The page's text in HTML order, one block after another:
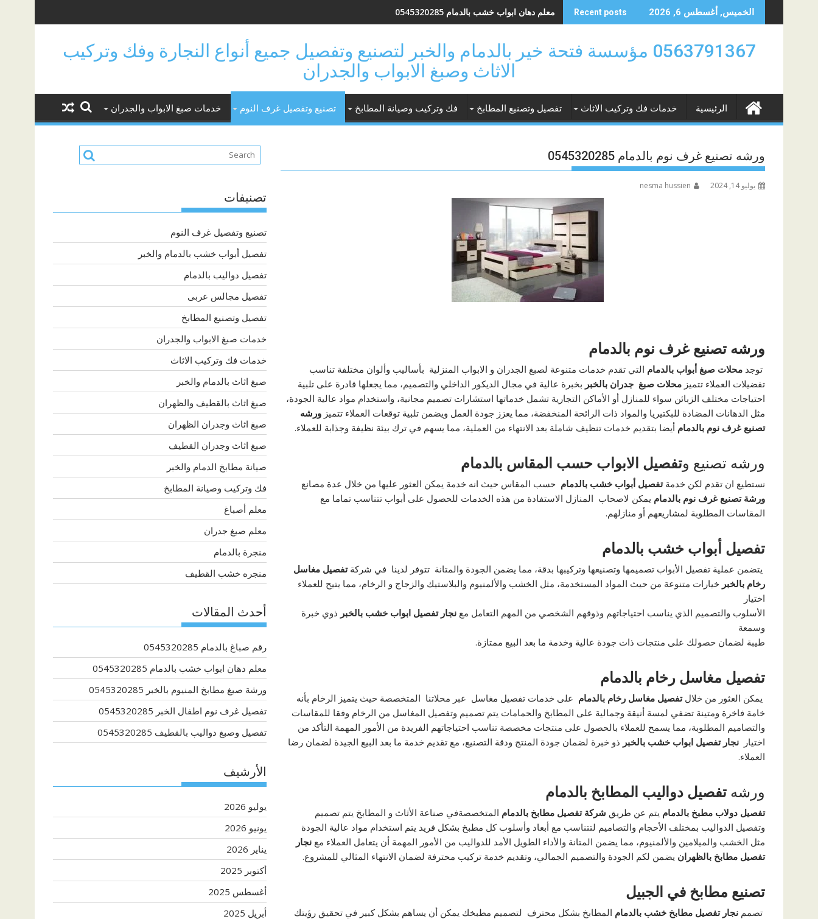
to
الخميس, أغسطس 6, 2026 Recent posts معلم دهان ابواب خشب بالدمام 0545320285
0563791367 مؤسسة فتحة خير بالدمام والخبر لتصنيع وتفصيل جميع أنواع النجارة وفك وتركيب
الاثاث وصبغ الابواب والجدران
الرئيسية خدمات فك وتركيب الاثاث تفصيل وتصنيع المطابخ فك وتركيب وصيانة المطابخ تصنيع وتفصيل غرف النوم خدمات صبغ الابواب والجدران
ورشه تصنيع غرف نوم بالدمام 0545320285
يوليو 14, 2024 nesma hussien
ورشه تصنيع غرف نوم بالدمام
توجد محلات صبغ أبواب بالدمام التي تقدم خدمات متنوعة لصبغ الجدران و الابواب المنزلية بأساليب وألوان مختلفة تناسب
تفضيلات العملاء تتميز محلات صبغ جدران بالخبر بخبرة عالية في مجال الديكور الداخلي والتصميم، مما يجعلها قادرة على تلبية
احتياجات مختلف الزبائن سواء للمنازل أو الأماكن التجارية تشمل خدماتها استشارات تصميم مجانية، واستخدام مواد عالية الجودة،
مثل الدهانات المضادة للبكتيريا والمواد ذات الرائحة المنخفضة، مما يعزز جودة العمل ويضمن تلبية توقعات العملاء تتميز ورشه
تصنيع غرف نوم بالدمام أيضا بتقديم خدمات تنظيف شاملة بعد الانتهاء من العملية، مما يسهم في ترك بيئة نظيفة وجذابة للعملاء.
ورشه تصنيع وتفصيل الابواب حسب المقاس بالدمام
نستطيع ان تقدم لكن خدمة تفصيل أبواب خشب بالدمام حسب المقاس حيث انه خدمة يمكن العثور عليها من خلال عدة مصانع
ورشة تصنيع غرف نوم بالدمام يمكن لاصحاب المنازل الاستفادة من هذه الخدمات للحصول على أبواب تتناسب تماما مع
المقاسات المطلوبة لمشاريعهم أو منازلهم.
تفصيل أبواب خشب بالدمام
يتضمن عملية تفصيل الأبواب تصميمها وتصنيعها وتركيبها بدقة، مما يضمن الجودة والمتانة تتوفر لدينا في شركةتفصيل مغاسل
رخام بالخبر خيارات متنوعة من حيث المواد المستخدمة، مثل الخشب والألمنيوم والبلاستيك والزجاج و الرخام، مما يتيح للعملاء
اختيار
الأسلوب والتصميم الذي يناسب احتياجاتهم وذوقهم الشخصي من المهم التعامل مع نجار تفصيل ابواب خشب بالخبر ذوي خبرة
وسمعة
طيبة لضمان حصولك على منتجات ذات جودة عالية وخدمة ما بعد البيع ممتازة.
تفصيل مغاسل رخام بالدمام
يمكن العثور من خلال تفصيل مغاسل رخام بالدمام على خدمات تفصيل مغاسل عبر محلاتنا المتخصصة حيث يتميز الرخام بأنه
خامة فاخرة ومتينة تضفي لمسة أنيقة وجمالية على المطابخ والحمامات يتم تصميم وتفصيل المغاسل من الرخام وفقا للمقاسات
والتصاميم المطلوبة، مما يسمح للعملاء بالحصول على منتجات مخصصة تناسب احتياجاتهم الفريدة من الأمور المهمة التأكد من
اختيار نجار تفصيل ابواب خشب بالخبر ذو خبرة لضمان جودة المنتج ودقة التصنيع، مع تقديم خدمة ما بعد البيع الجيدة لضمان رضا
العملاء.
ورشه تفصيل دواليب المطابخ بالدمام
تفصيل دولاب مطبخ بالدمام يتم عن طريق شركة تفصيل مطابخ بالدمام المتخصصةفي صناعة الأثاث و المطابخ يتم تصميم
وتفصيل الدواليب بمختلف الأحجام والتصاميم لتتناسب مع أبعاد وأسلوب كل مطبخ بشكل فريد يتم استخدام مواد عالية الجودة
مثل الخشب والميلامين والألمنيوم، مما يضمن المتانة والأداء الطويل الأمد للدواليب من الأمور المهمة أن يتعامل العملاء مع نجار
تفصيل مطابخ بالظهران يضمن لكم الجودة والتصميم الجمالي، وتقديم خدمة تركيب محترفة لضمان الانتهاء المثالي للمشروع.
تصنيع مطابخ في الجبيل
تصمم نجار تفصيل مطابخ خشب بالدمام المطابخ بشكل محترف لتصميم مطبخك يمكن أن يساهم بشكل كبير في تحقيق رؤيتك
تصنيفات
تصنيع وتفصيل غرف النوم
تفصيل أبواب خشب بالدمام والخبر
تفصيل دواليب بالدمام
تفصيل مجالس عربى
تفصيل وتصنيع المطابخ
خدمات صبغ الابواب والجدران
خدمات فك وتركيب الاثاث
صبغ اثاث بالدمام والخبر
صبغ اثاث بالقطيف والظهران
صبغ اثاث وجدران الظهران
صبغ اثاث وجدران القطيف
صيانة مطابخ الدمام والخبر
فك وتركيب وصيانة المطابخ
معلم أصباغ
معلم صبغ جدران
منجرة بالدمام
منجره خشب القطيف
أحدث المقالات
رقم صباغ بالدمام 0545320285
معلم دهان ابواب خشب بالدمام 0545320285
ورشة صبغ مطابخ المنيوم بالخبر 0545320285
تفصيل غرف نوم اطفال الخبر 0545320285
تفصيل وصبغ دواليب بالقطيف 0545320285
الأرشيف
يوليو 2026
يونيو 2026
يناير 2026
أكتوبر 2025
أغسطس 2025
أبريل 2025